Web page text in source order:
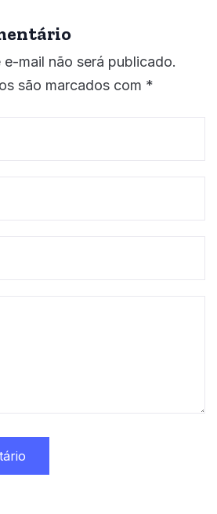
mail não será publicado.
são marcados com *